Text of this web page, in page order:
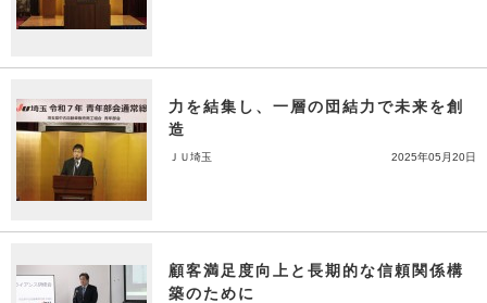
力を結集し、一層の団結力で未来を創
造
ＪＵ埼玉 2025年05月20日
顧客満足度向上と長期的な信頼関係構
築のために